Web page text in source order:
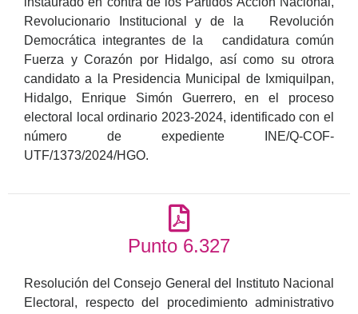
Revolucionario Institucional y de la Revolución
Democrática integrantes de la candidatura común
Fuerza y Corazón por Hidalgo, así como su otrora
candidato a la Presidencia Municipal de Ixmiquilpan,
Hidalgo, Enrique Simón Guerrero, en el proceso
electoral local ordinario 2023-2024, identificado con el
número de expediente INE/Q-COF-
UTF/1373/2024/HGO.
Punto 6.327
Resolución del Consejo General del Instituto Nacional
Electoral, respecto del procedimiento administrativo